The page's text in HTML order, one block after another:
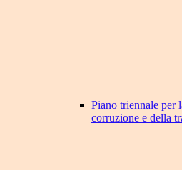
Piano triennale per
corruzione e della